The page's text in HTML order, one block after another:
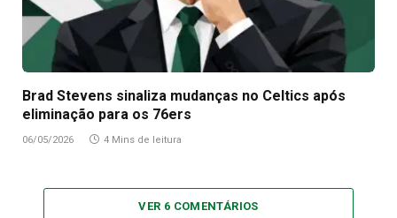
Brad Stevens sinaliza mudanças no Celtics após
eliminação para os 76ers
06/05/2026 4 Mins de leitura
VER 6 COMENTÁRIOS